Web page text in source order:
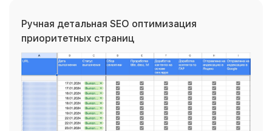
Ручная детальная SEO оптимизация
приоритетных страниц